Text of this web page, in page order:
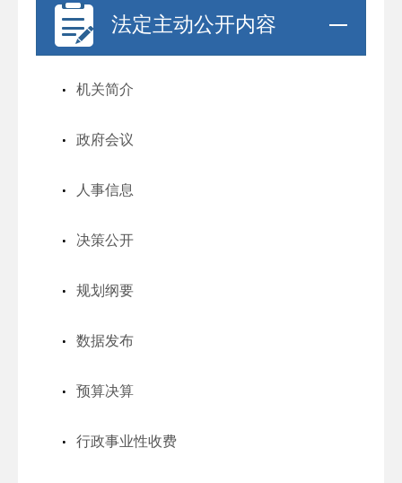
法定主动公开内容
机关简介
政府会议
人事信息
决策公开
规划纲要
数据发布
预算决算
行政事业性收费